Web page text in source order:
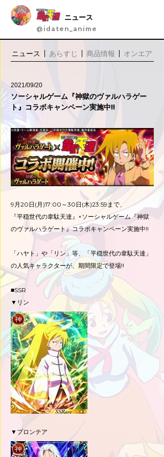
ニュース
@idaten_anime
ニュース あらすじ 商品情報 オンエア
2021/09/20
ソーシャルゲーム『神獄のヴァルハラゲー
ト』コラボキャンペーン実施中!!
9月20日(月)17:00～30日(木)23:59まで、
『平穏世代の韋駄天達』×ソーシャルゲーム『神獄
のヴァルハラゲート』コラボキャンペーン実施中!!
「ハヤト」や「リン」等、「平穏世代の韋駄天達」
の人気キャラクターが、期間限定で登場!!
■SSR
▼リン
▼プロンテア